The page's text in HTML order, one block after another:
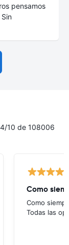
pensamos
10 de 108006
Como
Como
Todas las